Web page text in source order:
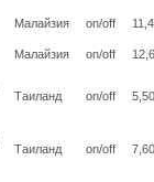
Малайзия on/off
Малайзия on/off
Таиланд on/off 5,50
Таиланд on/off 7,60